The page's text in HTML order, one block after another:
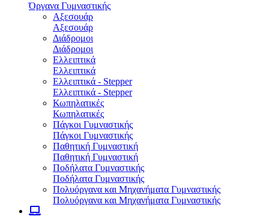
Όργανα Γυμναστικής
Αξεσουάρ
Αξεσουάρ
Διάδρομοι
Διάδρομοι
Ελλειπτικά
Ελλειπτικά
Ελλειπτικά - Stepper
Ελλειπτικά - Stepper
Κωπηλατικές
Κωπηλατικές
Πάγκοι Γυμναστικής
Πάγκοι Γυμναστικής
Παθητική Γυμναστική
Παθητική Γυμναστική
Ποδήλατα Γυμναστικής
Ποδήλατα Γυμναστικής
Πολυόργανα και Μηχανήματα Γυμναστικής
Πολυόργανα και Μηχανήματα Γυμναστικής